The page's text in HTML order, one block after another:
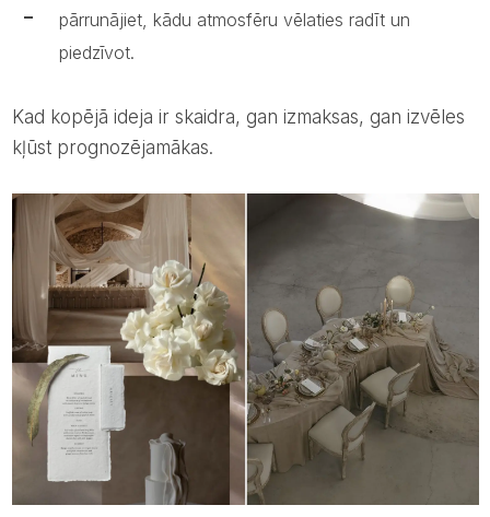
pārrunājiet, kādu atmosfēru vēlaties radīt un
piedzīvot.
Kad kopējā ideja ir skaidra, gan izmaksas, gan izvēles
kļūst prognozējamākas.